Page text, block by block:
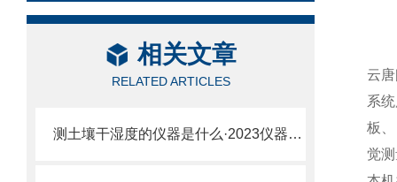
相关文章
RELATED ARTICLES
测土壤干湿度的仪器是什么·2023仪器仪表·云唐土壤干湿度检测仪器设备
云唐
系
板
觉